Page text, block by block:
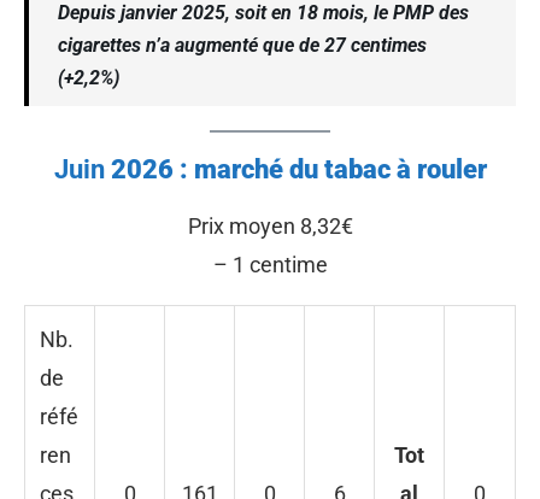
Depuis janvier 2025, soit en 18 mois, le PMP des
cigarettes n’a augmenté que de 27 centimes
(+2,2%)
Juin 2026 : marché du tabac à rouler
Prix moyen 8,32€
– 1 centime
Nb.
de
réfé
ren
ces
0 161 0 6
Tot
al
0